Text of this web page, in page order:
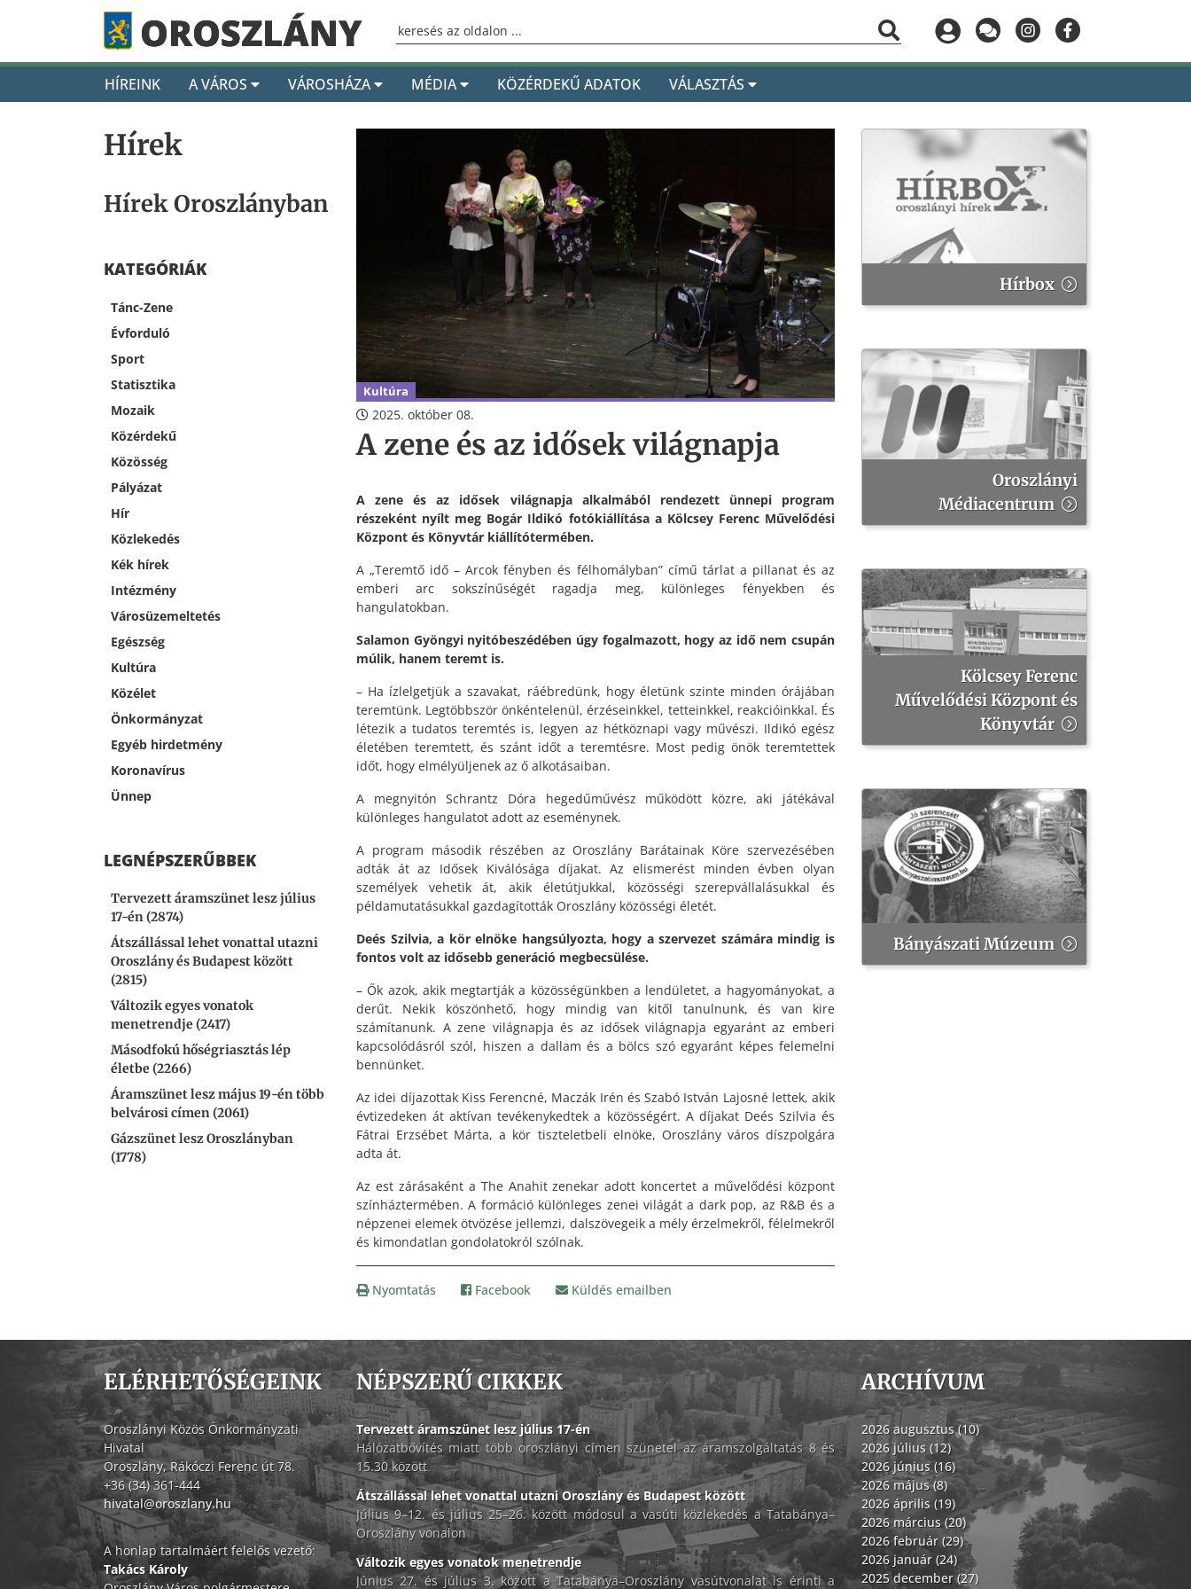
HÍREINK A VÁROS VÁROSHÁZA MÉDIA KÖZÉRDEKŰ ADATOK VÁLASZTÁS
Hírek
Hírek Oroszlányban
KATEGÓRIÁK
Tánc-Zene
Évforduló
Sport
Statisztika
Mozaik
Közérdekű
Közösség
Pályázat
Hír
Közlekedés
Kék hírek
Intézmény
Városüzemeltetés
Egészség
Kultúra
Közélet
Önkormányzat
Egyéb hirdetmény
Koronavírus
Ünnep
LEGNÉPSZERŰBBEK
Tervezett áramszünet lesz július
17-én (2874)
Átszállással lehet vonattal utazni
Oroszlány és Budapest között
(2815)
Változik egyes vonatok
menetrendje (2417)
Másodfokú hőségriasztás lép
életbe (2266)
Áramszünet lesz május 19-én több
belvárosi címen (2061)
Gázszünet lesz Oroszlányban
(1778)
Kultúra
2025. október 08.
A zene és az idősek világnapja
A zene és az idősek világnapja alkalmából rendezett ünnepi program
részeként nyílt meg Bogár Ildikó fotókiállítása a Kölcsey Ferenc Művelődési
Központ és Könyvtár kiállítótermében.
A „Teremtő idő – Arcok fényben és félhomályban” című tárlat a pillanat és az
emberi arc sokszínűségét ragadja meg, különleges fényekben és
hangulatokban.
Salamon Gyöngyi nyitóbeszédében úgy fogalmazott, hogy az idő nem csupán
múlik, hanem teremt is.
– Ha ízlelgetjük a szavakat, ráébredünk, hogy életünk szinte minden órájában
teremtünk. Legtöbbször önkéntelenül, érzéseinkkel, tetteinkkel, reakcióinkkal. És
létezik a tudatos teremtés is, legyen az hétköznapi vagy művészi. Ildikó egész
életében teremtett, és szánt időt a teremtésre. Most pedig önök teremtettek
időt, hogy elmélyüljenek az ő alkotásaiban.
A megnyitón Schrantz Dóra hegedűművész működött közre, aki játékával
különleges hangulatot adott az eseménynek.
A program második részében az Oroszlány Barátainak Köre szervezésében
adták át az Idősek Kiválósága díjakat. Az elismerést minden évben olyan
személyek vehetik át, akik életútjukkal, közösségi szerepvállalásukkal és
példamutatásukkal gazdagították Oroszlány közösségi életét.
Deés Szilvia, a kör elnöke hangsúlyozta, hogy a szervezet számára mindig is
fontos volt az idősebb generáció megbecsülése.
– Ők azok, akik megtartják a közösségünkben a lendületet, a hagyományokat, a
derűt. Nekik köszönhető, hogy mindig van kitől tanulnunk, és van kire
számítanunk. A zene világnapja és az idősek világnapja egyaránt az emberi
kapcsolódásról szól, hiszen a dallam és a bölcs szó egyaránt képes felemelni
bennünket.
Az idei díjazottak Kiss Ferencné, Maczák Irén és Szabó István Lajosné lettek, akik
évtizedeken át aktívan tevékenykedtek a közösségért. A díjakat Deés Szilvia és
Fátrai Erzsébet Márta, a kör tiszteletbeli elnöke, Oroszlány város díszpolgára
adta át.
Az est zárásaként a The Anahit zenekar adott koncertet a művelődési központ
színháztermében. A formáció különleges zenei világát a dark pop, az R&B és a
népzenei elemek ötvözése jellemzi, dalszövegeik a mély érzelmekről, félelmekről
és kimondatlan gondolatokról szólnak.
Nyomtatás Facebook Küldés emailben
Hírbox
Oroszlányi
Médiacentrum
Kölcsey Ferenc
Művelődési Központ és
Könyvtár
Bányászati Múzeum
ELÉRHETŐSÉGEINK
Oroszlányi Közös Önkormányzati
Hivatal
Oroszlány, Rákóczi Ferenc út 78.
+36 (34) 361-444
hivatal@oroszlany.hu
A honlap tartalmáért felelős vezető:
Takács Károly
NÉPSZERŰ CIKKEK
Tervezett áramszünet lesz július 17-én
Hálózatbővítés miatt több oroszlányi címen szünetel az áramszolgáltatás 8 és
15.30 között
Átszállással lehet vonattal utazni Oroszlány és Budapest között
Július 9–12. és július 25–26. között módosul a vasúti közlekedés a Tatabánya–
Oroszlány vonalon
Változik egyes vonatok menetrendje
Június 27. és július 3. között a Tatabánya–Oroszlány vasútvonalat is érinti a
ARCHÍVUM
2026 augusztus (10)
2026 július (12)
2026 június (16)
2026 május (8)
2026 április (19)
2026 március (20)
2026 február (29)
2026 január (24)
2025 december (27)